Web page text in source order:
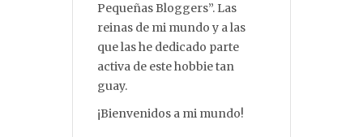
Pequeñas Bloggers”. Las
reinas de mi mundo y a las
que las he dedicado parte
activa de este hobbie tan
guay.
¡Bienvenidos a mi mundo!